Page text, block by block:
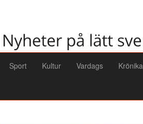
Sport Kultur Vardags Krönika